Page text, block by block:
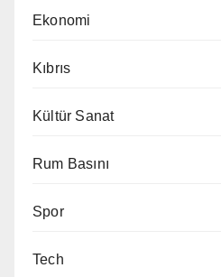
Ekonomi
Kıbrıs
Kültür Sanat
Rum Basını
Spor
Tech